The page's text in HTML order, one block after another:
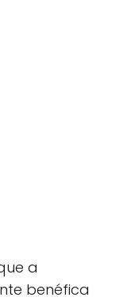
a
benéfica